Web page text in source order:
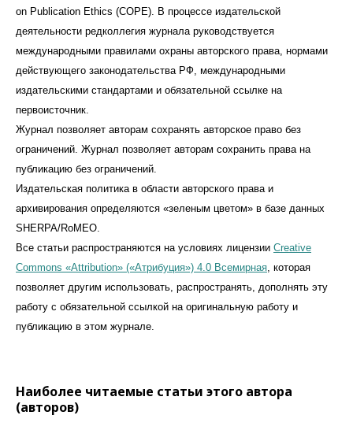
on Publication Ethics (COPE). В процессе издательской
деятельности редколлегия журнала руководствуется
международными правилами охраны авторского права, нормами
действующего законодательства РФ, международными
издательскими стандартами и обязательной ссылке на
первоисточник.
Журнал позволяет авторам сохранять авторское право без
ограничений. Журнал позволяет авторам сохранить права на
публикацию без ограничений.
Издательская политика в области авторского права и
архивирования определяются «зеленым цветом» в базе данных
SHERPA/RoMEO.
Все статьи распространяются на условиях лицензии Creative
Commons «Attribution» («Атрибуция») 4.0 Всемирная, которая
позволяет другим использовать, распространять, дополнять эту
работу с обязательной ссылкой на оригинальную работу и
публикацию в этом журналe.
Наиболее читаемые статьи этого автора
(авторов)